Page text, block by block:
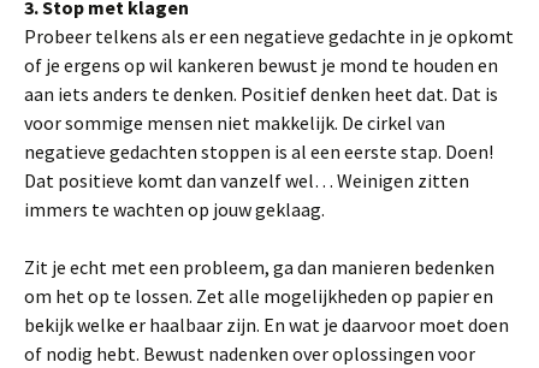
3. Stop met klagen
Probeer telkens als er een negatieve gedachte in je opkomt
of je ergens op wil kankeren bewust je mond te houden en
aan iets anders te denken. Positief denken heet dat. Dat is
voor sommige mensen niet makkelijk. De cirkel van
negatieve gedachten stoppen is al een eerste stap. Doen!
Dat positieve komt dan vanzelf wel… Weinigen zitten
immers te wachten op jouw geklaag.
Zit je echt met een probleem, ga dan manieren bedenken
om het op te lossen. Zet alle mogelijkheden op papier en
bekijk welke er haalbaar zijn. En wat je daarvoor moet doen
of nodig hebt. Bewust nadenken over oplossingen voor